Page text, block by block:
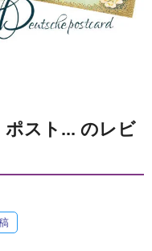
ポスト... のレビ